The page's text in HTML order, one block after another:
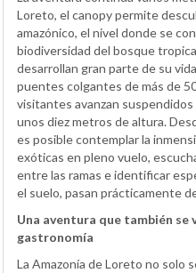
Loreto, el canopy permite
amazónico, el nivel donde se
biodiversidad del bosque
desarrollan gran parte de su
puentes colgantes de más de
visitantes avanzan
unos diez metros de altura.
es posible contemplar la
exóticas en pleno vuelo,
entre las ramas e identificar
el suelo, pasan prácticamente
Una aventura que también se
gastronomía
La Amazonía de Loreto no solo